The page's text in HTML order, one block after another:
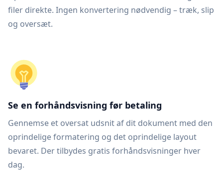
filer direkte. Ingen konvertering nødvendig – træk, slip
og oversæt.
Se en forhåndsvisning før betaling
Gennemse et oversat udsnit af dit dokument med den
oprindelige formatering og det oprindelige layout
bevaret. Der tilbydes gratis forhåndsvisninger hver
dag.